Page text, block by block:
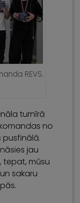
REVS.
turnīrā
no
jau
tepat, mūsu
sakaru